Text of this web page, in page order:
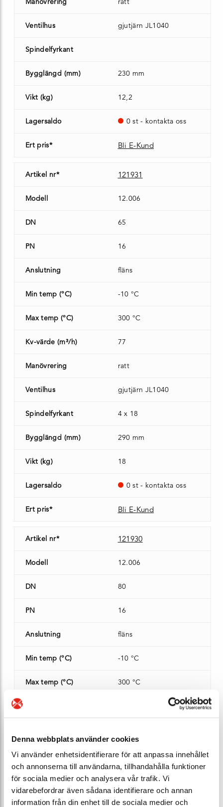
Denna webbplats använder cookies
Vi använder enhetsidentifierare för att anpassa innehållet
och annonserna till användarna, tillhandahålla funktioner
för sociala medier och analysera vår trafik. Vi
vidarebefordrar även sådana identifierare och annan
information från din enhet till de sociala medier och
Ventilhus gjutjärn JL1040
Spindelfyrkant
Bygglängd (mm) 230 mm
Vikt (kg) 12,2
Lagersaldo 0 st - kontakta oss
Ert pris* Bli E-Kund
Artikel nr* 121931
Modell 12.006
DN 65
PN 16
Anslutning fläns
Min temp (°C) -10 °C
Max temp (°C) 300 °C
Kv-värde (m³/h) 77
Manövrering ratt
Ventilhus gjutjärn JL1040
Spindelfyrkant 4 x 18
Bygglängd (mm) 290 mm
Vikt (kg) 18
Lagersaldo 0 st - kontakta oss
Ert pris* Bli E-Kund
Artikel nr* 121930
Modell 12.006
DN 80
PN 16
Anslutning fläns
Min temp (°C) -10 °C
Max temp (°C) 300 °C
Ventilhus gjutjärn JL1040
Spindelfyrkant
Bygglängd (mm) 310 mm